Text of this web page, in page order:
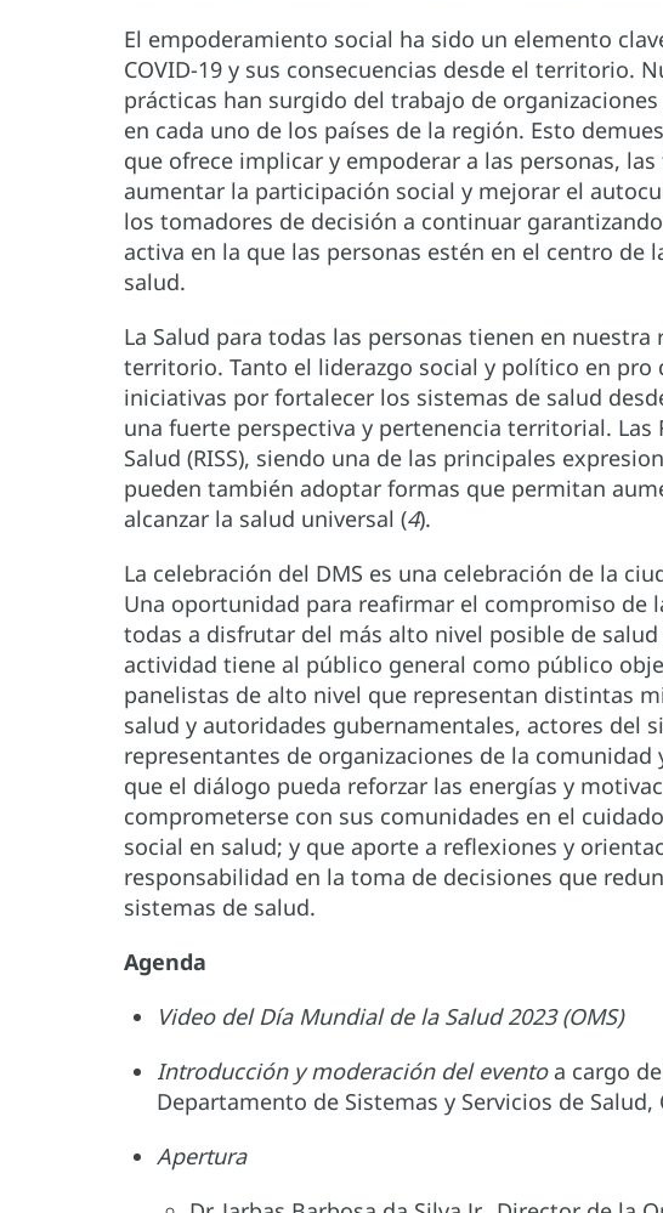
El empoderamiento social ha sido un elemento
COVID-19 y sus consecuencias desde el territorio.
prácticas han surgido del trabajo de
en cada uno de los países de la región. Esto
que ofrece implicar y empoderar a las personas,
aumentar la participación social y mejorar el
los tomadores de decisión a continuar
activa en la que las personas estén en el centro de
salud.
La Salud para todas las personas tienen en
territorio. Tanto el liderazgo social y político en pro
iniciativas por fortalecer los sistemas de salud
una fuerte perspectiva y pertenencia territorial. Las
Salud (RISS), siendo una de las principales
pueden también adoptar formas que permitan
alcanzar la salud universal (4).
La celebración del DMS es una celebración de la
Una oportunidad para reafirmar el compromiso de
todas a disfrutar del más alto nivel posible de
actividad tiene al público general como público
panelistas de alto nivel que representan distintas
salud y autoridades gubernamentales, actores del
representantes de organizaciones de la comunidad
que el diálogo pueda reforzar las energías y
comprometerse con sus comunidades en el
social en salud; y que aporte a reflexiones y
responsabilidad en la toma de decisiones que
sistemas de salud.
Agenda
Video del Día Mundial de la Salud 2023 (OMS)
Introducción y moderación del eventoa cargo
Departamento de Sistemas y Servicios de Salud,
Apertura